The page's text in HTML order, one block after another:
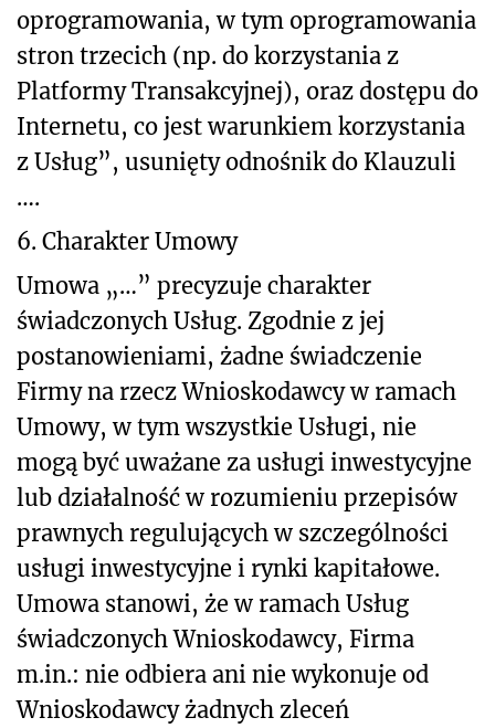
oprogramowania, w tym oprogramowania
stron trzecich (np. do korzystania z
Platformy Transakcyjnej), oraz dostępu do
Internetu, co jest warunkiem korzystania
z Usług”, usunięty odnośnik do Klauzuli
….
6. Charakter Umowy
Umowa „…” precyzuje charakter
świadczonych Usług. Zgodnie z jej
postanowieniami, żadne świadczenie
Firmy na rzecz Wnioskodawcy w ramach
Umowy, w tym wszystkie Usługi, nie
mogą być uważane za usługi inwestycyjne
lub działalność w rozumieniu przepisów
prawnych regulujących w szczególności
usługi inwestycyjne i rynki kapitałowe.
Umowa stanowi, że w ramach Usług
świadczonych Wnioskodawcy, Firma
m.in.: nie odbiera ani nie wykonuje od
Wnioskodawcy żadnych zleceń